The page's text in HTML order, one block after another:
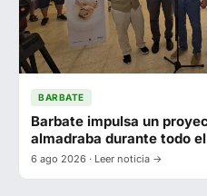
BARBATE
Barbate impulsa un
almadraba durante todo
6 ago 2026 · Leer noticia →